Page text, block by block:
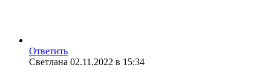
Ответить
Светлана 02.11.2022 в 15:34